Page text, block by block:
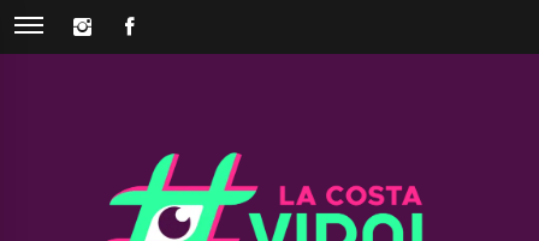
Skip
INSTAGRAM